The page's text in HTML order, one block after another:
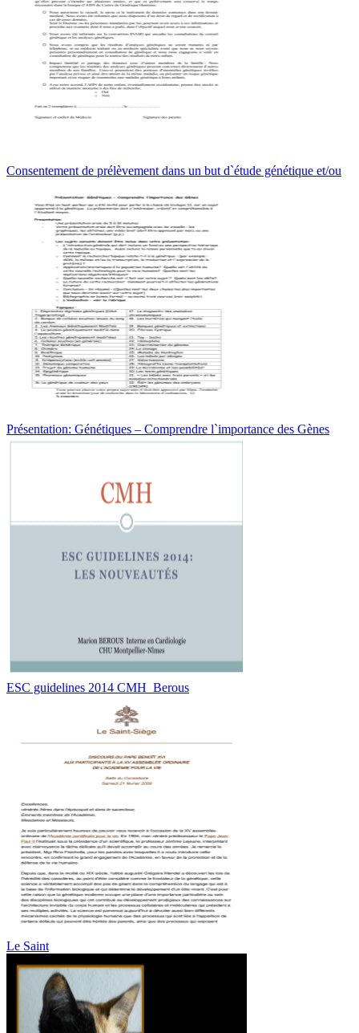
Consentement de prélèvement dans un but d`étude génétique et/ou
Présentation: Génétiques – Comprendre l`importance des Gènes
ESC guidelines 2014 CMH_Berous
Le Saint